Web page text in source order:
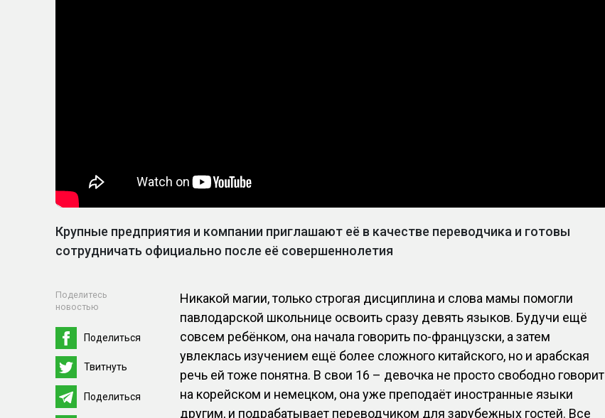
Крупные предприятия и компании приглашают её в качестве переводчика и готовы
сотрудничать официально после её совершеннолетия
Поделитесь
новостью
Поделиться
Твитнуть
Поделиться
Никакой магии, только строгая дисциплина и слова мамы помогли
павлодарской школьнице освоить сразу девять языков. Будучи ещё
совсем ребёнком, она начала говорить по-французски, а затем
увлеклась изучением ещё более сложного китайского, но и арабская
речь ей тоже понятна. В свои 16 – девочка не просто свободно говорит
на корейском и немецком, она уже преподаёт иностранные языки
другим, и подрабатывает переводчиком для зарубежных гостей. Все